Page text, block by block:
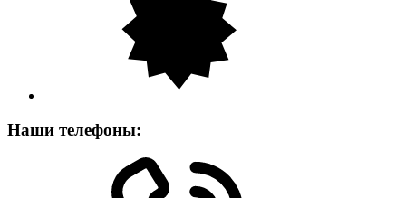
Наши телефоны: